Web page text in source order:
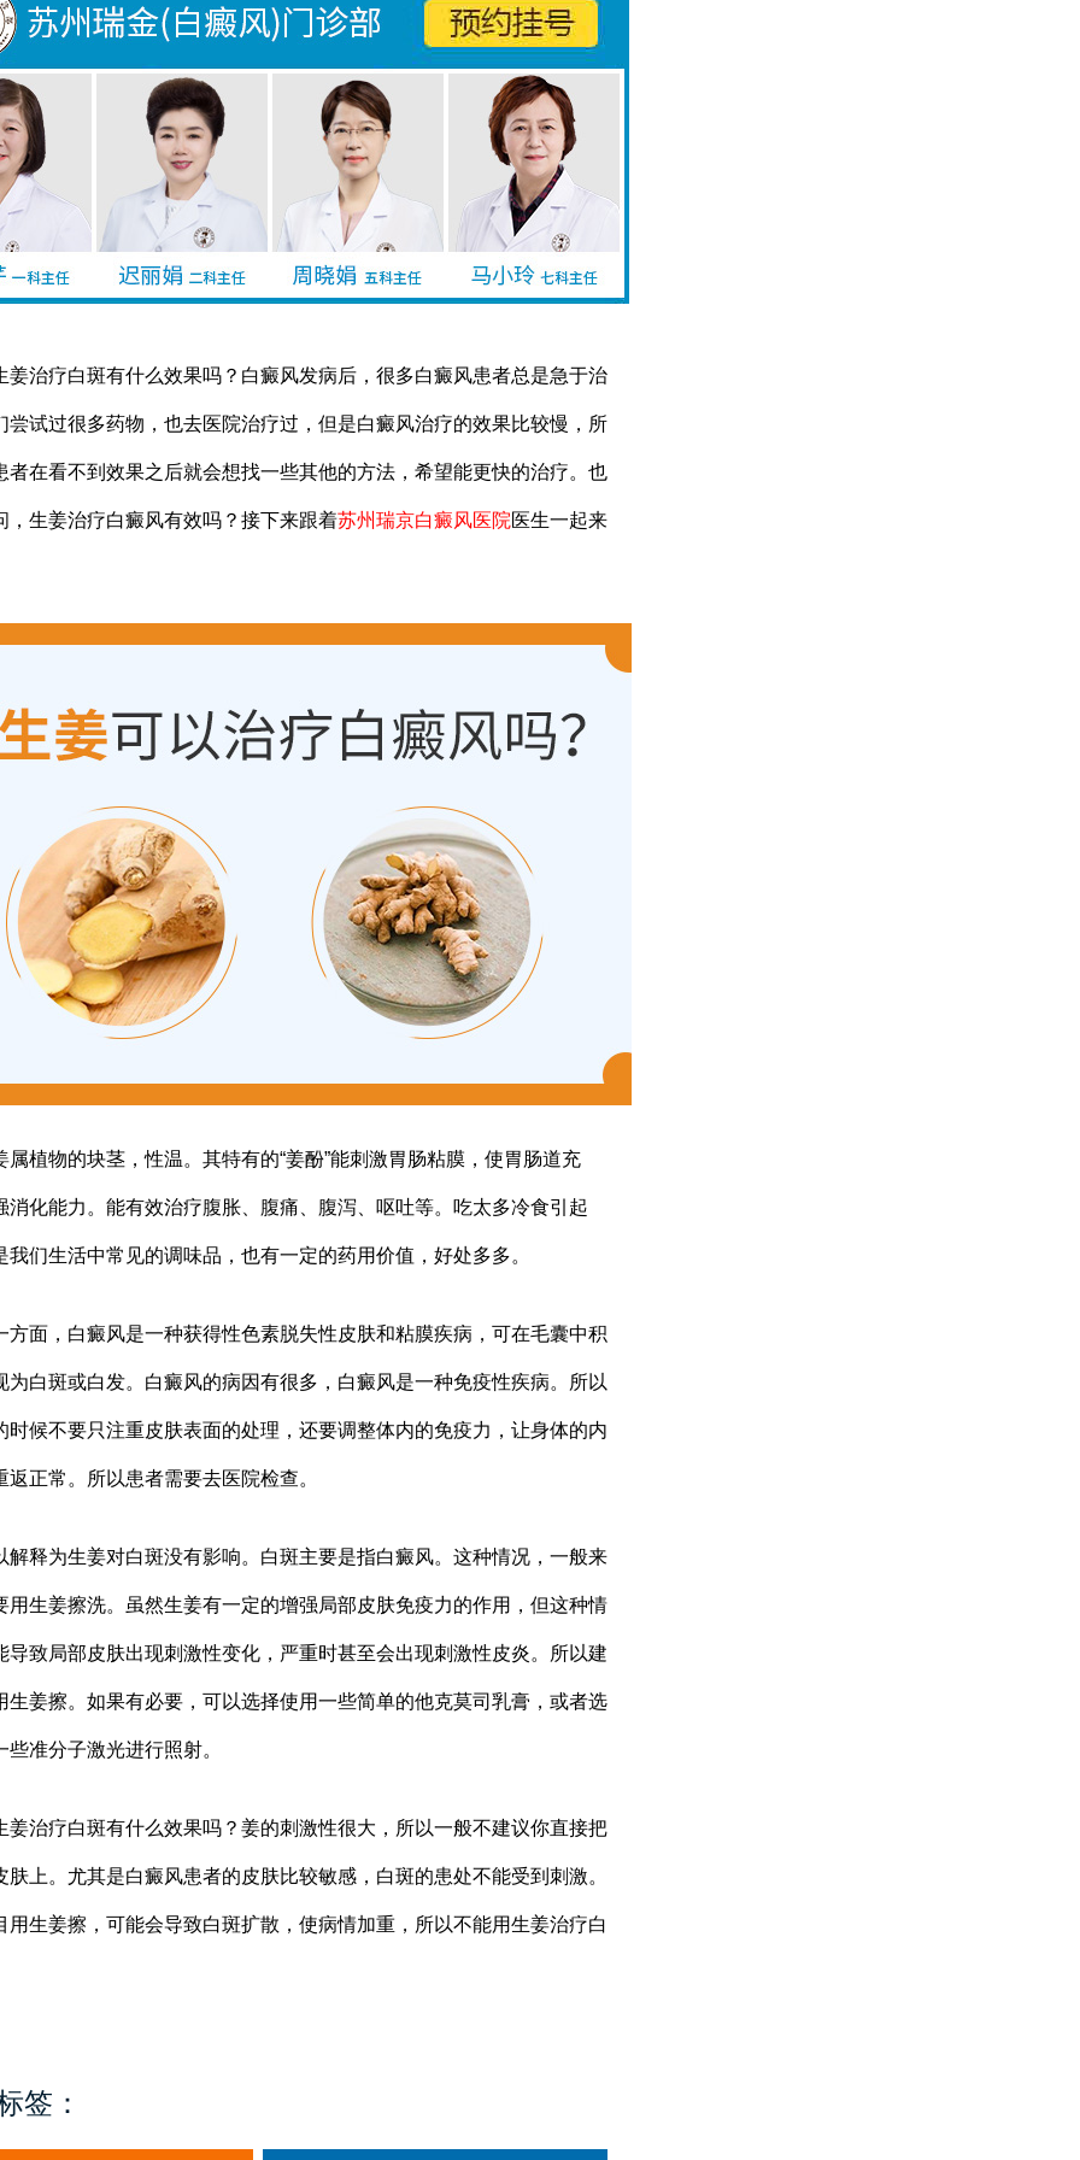
疗白斑有什么效果吗？白癜风发病后，很多白癜风患者总是急于治
尝试过很多药物，也去医院治疗过，但是白癜风治疗的效果比较慢，所
者在看不到效果之后就会想找一些其他的方法，希望能更快的治疗。也
，生姜治疗白癜风有效吗？接下来跟着苏州瑞京白癜风医院医生一起来
物的块茎，性温。其特有的“姜酚”能刺激胃肠粘膜，使胃肠道充
消化能力。能有效治疗腹胀、腹痛、腹泻、呕吐等。吃太多冷食引起
我们生活中常见的调味品，也有一定的药用价值，好处多多。
，白癜风是一种获得性色素脱失性皮肤和粘膜疾病，可在毛囊中积
为白斑或白发。白癜风的病因有很多，白癜风是一种免疫性疾病。所以
时候不要只注重皮肤表面的处理，还要调整体内的免疫力，让身体的内
返正常。所以患者需要去医院检查。
为生姜对白斑没有影响。白斑主要是指白癜风。这种情况，一般来
用生姜擦洗。虽然生姜有一定的增强局部皮肤免疫力的作用，但这种情
导致局部皮肤出现刺激性变化，严重时甚至会出现刺激性皮炎。所以建
生姜擦。如果有必要，可以选择使用一些简单的他克莫司乳膏，或者选
些准分子激光进行照射。
疗白斑有什么效果吗？姜的刺激性很大，所以一般不建议你直接把
肤上。尤其是白癜风患者的皮肤比较敏感，白斑的患处不能受到刺激。
用生姜擦，可能会导致白斑扩散，使病情加重，所以不能用生姜治疗白
签：